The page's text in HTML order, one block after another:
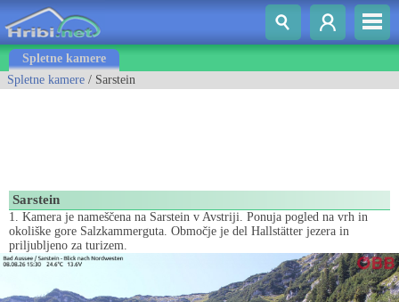
Spletne kamere
Spletne kamere / Sarstein
Sarstein
1. Kamera je nameščena na Sarstein v Avstriji. Ponuja pogled na vrh in
okoliške gore Salzkammerguta. Območje je del Hallstätter jezera in
priljubljeno za turizem.